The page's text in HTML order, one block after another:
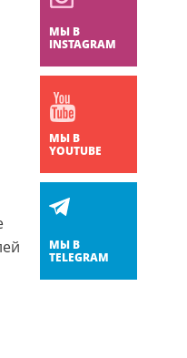
МЫ В
INSTAGRAM
МЫ В
YOUTUBE
МЫ В
TELEGRAM